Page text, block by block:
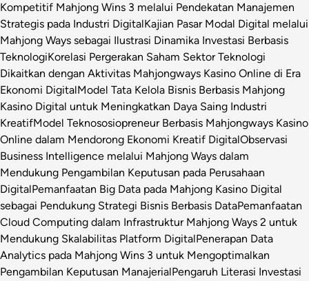
Kompetitif Mahjong Wins 3 melalui Pendekatan Manajemen
Strategis pada Industri DigitalKajian Pasar Modal Digital melalui
Mahjong Ways sebagai Ilustrasi Dinamika Investasi Berbasis
TeknologiKorelasi Pergerakan Saham Sektor Teknologi
Dikaitkan dengan Aktivitas Mahjongways Kasino Online di Era
Ekonomi DigitalModel Tata Kelola Bisnis Berbasis Mahjong
Kasino Digital untuk Meningkatkan Daya Saing Industri
KreatifModel Teknososiopreneur Berbasis Mahjongways Kasino
Online dalam Mendorong Ekonomi Kreatif DigitalObservasi
Business Intelligence melalui Mahjong Ways dalam
Mendukung Pengambilan Keputusan pada Perusahaan
DigitalPemanfaatan Big Data pada Mahjong Kasino Digital
sebagai Pendukung Strategi Bisnis Berbasis DataPemanfaatan
Cloud Computing dalam Infrastruktur Mahjong Ways 2 untuk
Mendukung Skalabilitas Platform DigitalPenerapan Data
Analytics pada Mahjong Wins 3 untuk Mengoptimalkan
Pengambilan Keputusan ManajerialPengaruh Literasi Investasi